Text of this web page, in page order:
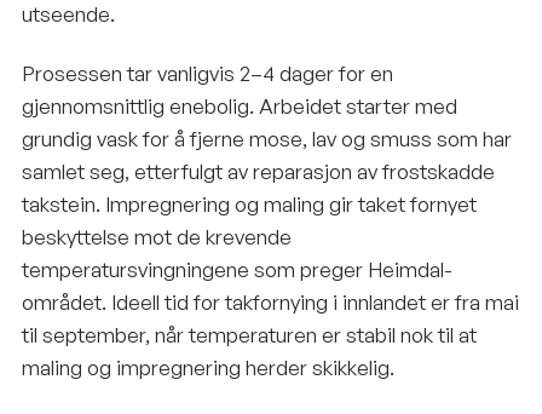
utseende.
Prosessen tar vanligvis 2–4 dager for en
gjennomsnittlig enebolig. Arbeidet starter med
grundig vask for å fjerne mose, lav og smuss som har
samlet seg, etterfulgt av reparasjon av frostskadde
takstein. Impregnering og maling gir taket fornyet
beskyttelse mot de krevende
temperatursvingningene som preger Heimdal-
området. Ideell tid for takfornying i innlandet er fra mai
til september, når temperaturen er stabil nok til at
maling og impregnering herder skikkelig.